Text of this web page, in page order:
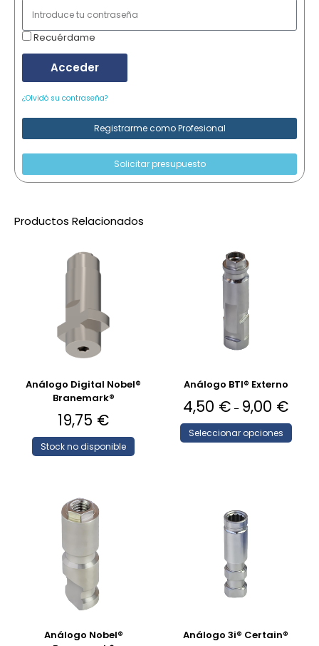
Recuérdame
Acceder
¿Olvidó su contraseña?
Registrarme como Profesional
Solicitar presupuesto
Productos Relacionados
Análogo Digital Nobel®
Branemark®
19,75 €
Stock no disponible
Análogo BTI® Externo
4,50 € – 9,00 €
Seleccionar opciones
Análogo Nobel®
Análogo 3i® Certain®